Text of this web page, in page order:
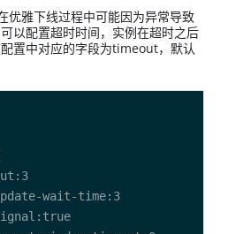
优雅下线过程中可能因为异常导致
以配置超时时间，实例在超时之后
置中对应的字段为timeout，默认